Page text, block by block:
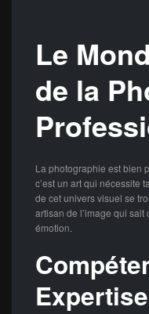
Le
de la
La photographie est bien
c’est un art qui nécessite
de cet univers visuel se
artisan de l’image qui sait
émotion.
Expertise